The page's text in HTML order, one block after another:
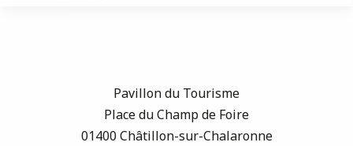
Pavillon du Tourisme
Place du Champ de Foire
01400 Châtillon-sur-Chalaronne